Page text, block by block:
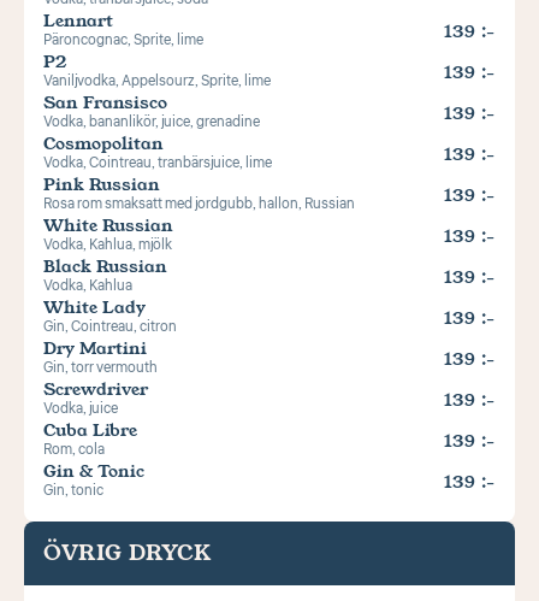
Lennart
Päroncognac, Sprite, lime
139 :-
P2
Vaniljvodka, Appelsourz, Sprite, lime
139 :-
San Fransisco
Vodka, bananlikör, juice, grenadine
139 :-
Cosmopolitan
Vodka, Cointreau, tranbärsjuice, lime
139 :-
Pink Russian
Rosa rom smaksatt med jordgubb, hallon, Russian
139 :-
White Russian
Vodka, Kahlua, mjölk
139 :-
Black Russian
Vodka, Kahlua
139 :-
White Lady
Gin, Cointreau, citron
139 :-
Dry Martini
Gin, torr vermouth
139 :-
Screwdriver
Vodka, juice
139 :-
Cuba Libre
Rom, cola
139 :-
Gin & Tonic
Gin, tonic 139 :-
ÖVRIG DRYCK